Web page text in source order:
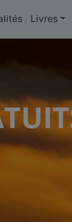
Livres